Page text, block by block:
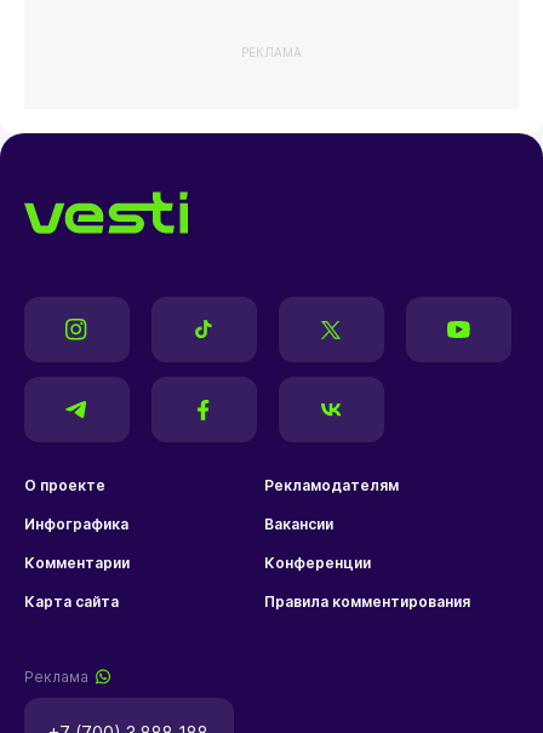
РЕКЛАМА
О проекте Рекламодателям
Инфографика Вакансии
Комментарии Конференции
Карта сайта Правила комментирования
Реклама